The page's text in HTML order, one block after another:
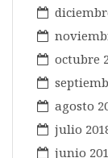
octubre
agosto
julio
junio